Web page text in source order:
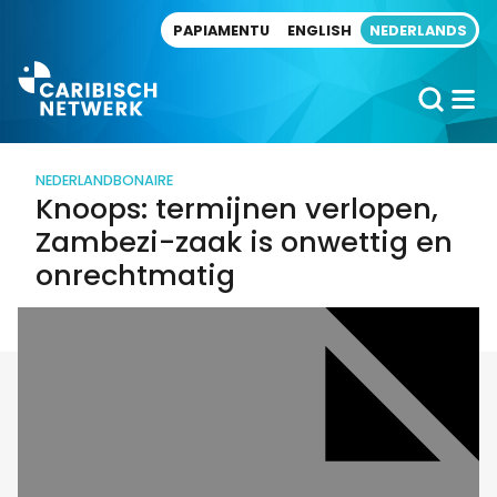
PAPIAMENTU ENGLISH NEDERLANDS
NEDERLANDBONAIRE
Knoops: termijnen verlopen,
Zambezi-zaak is onwettig en
onrechtmatig